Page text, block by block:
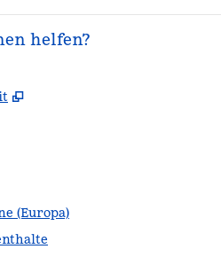
helfen?
,
(Europa)